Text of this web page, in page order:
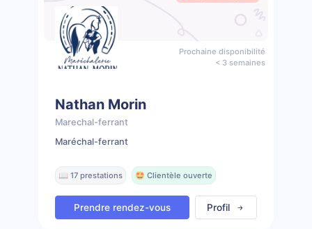
Prochaine disponibilité
< 3 semaines
Nathan Morin
Marechal-ferrant
Maréchal-ferrant
📖 17 prestations 🤩 Clientèle ouverte
Prendre rendez-vous Profil